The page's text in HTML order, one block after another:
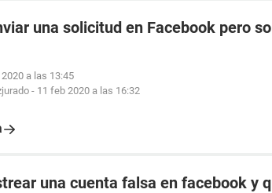
una solicitud en Facebook pero
a las 13:45
- 11 feb 2020 a las 16:32
una cuenta falsa en facebook y